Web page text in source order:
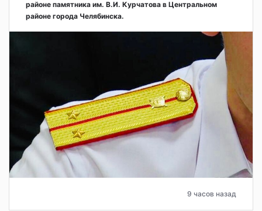
районе памятника им. В.И. Курчатова в Центральном
районе города Челябинска.
9 часов назад